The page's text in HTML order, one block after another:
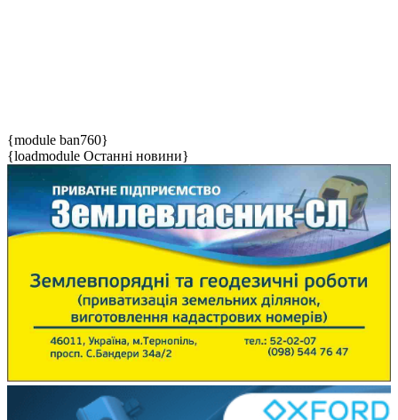
{module ban760}
{loadmodule Останні новини}